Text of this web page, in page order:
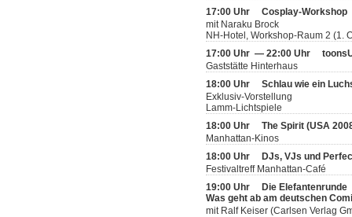
17:00 Uhr Cosplay-Workshop
mit Naraku Brock
NH-Hotel, Workshop-Raum 2 (1.
17:00 Uhr — 22:00 Uhr
Gaststätte Hinterhaus
18:00 Uhr Schlau wie ein
Exklusiv-Vorstellung
Lamm-Lichtspiele
18:00 Uhr The Spirit (USA
Manhattan-Kinos
18:00 Uhr
DJs, VJs und
Festivaltreff Manhattan-Café
19:00 Uhr
Die Elefantenrunde
Was geht ab am deutschen
mit Ralf Keiser (Carlsen Verlag